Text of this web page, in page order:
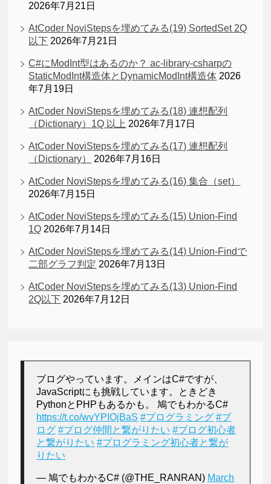
2026年7月21日
AtCoder NoviStepsを埋めてみる(19) SortedSet 2Q
以下 2026年7月21日
C#にModInt型はあるのか？ ac-library-csharpの
StaticModInt構造体とDynamicModInt構造体 2026
年7月19日
AtCoder NoviStepsを埋めてみる(18) 連想配列
（Dictionary）1Q 以上 2026年7月17日
AtCoder NoviStepsを埋めてみる(17) 連想配列
（Dictionary）
2026年7月16日
AtCoder NoviStepsを埋めてみる(16) 集合（set）
2026年7月15日
AtCoder NoviStepsを埋めてみる(15) Union-Find
1Q 2026年7月14日
AtCoder NoviStepsを埋めてみる(14) Union-Findで
二部グラフ判定 2026年7月13日
AtCoder NoviStepsを埋めてみる(13) Union-Find
2Q以下 2026年7月12日
ブログやっています。メインはC#ですが、
JavaScriptにも挑戦しています。ときどき
PythonとPHPもあるかも。 鳩でもわかるC#
https://t.co/wvYPIOjBaS #プログラミング #ブ
ログ #ブログ仲間と繋がりたい #ブログ初心者
と繋がりたい #プログラミング初心者と繋が
りたい
— 鳩でもわかるC# (@THE_RANRAN) March